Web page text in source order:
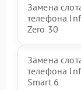
Замена
телефона
Zero 30
Замена
телефона
Smart 6